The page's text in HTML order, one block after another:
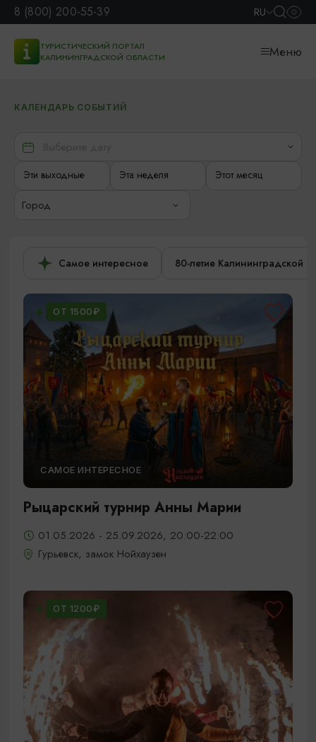
8 (800) 200-55-39 RU
ТУРИСТИЧЕСКИЙ ПОРТАЛ
КАЛИНИНГРАДСКОЙ ОБЛАСТИ
Меню
КАЛЕНДАРЬ СОБЫТИЙ
Эти выходные Эта неделя Этот месяц
Город
Самое интересное 80-летие Калининградской
ОТ 1500₽
САМОЕ ИНТЕРЕСНОЕ
Рыцарский турнир Анны Марии
01.05.2026 - 25.09.2026, 20:00-22:00
Гурьевск, замок Нойхаузен
ОТ 1200₽